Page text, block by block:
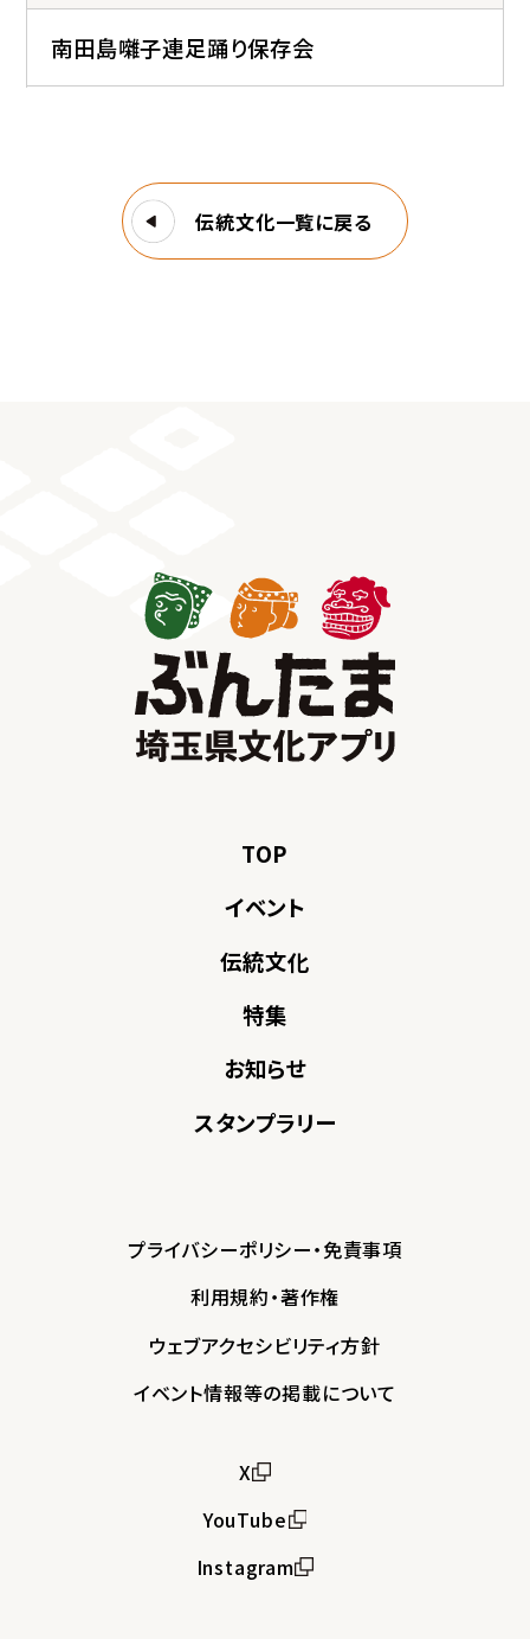
南田島囃子連足踊り保存会
伝統文化一覧に戻る
TOP
イベント
伝統文化
特集
お知らせ
スタンプラリー
プライバシーポリシー・免責事項
利用規約・著作権
ウェブアクセシビリティ方針
イベント情報等の掲載について
X
YouTube
Instagram